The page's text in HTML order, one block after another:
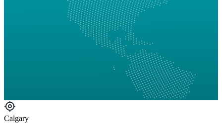
Calgary